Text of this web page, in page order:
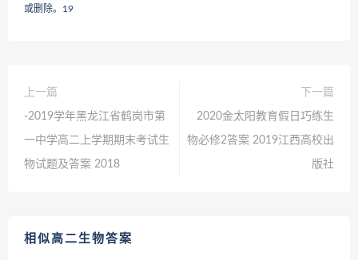
或删除。 19
上一篇
-2019学年黑龙江省鹤岗市第
一中学高二上学期期末考试生
物试题及答案 2018
下一篇
2020金太阳教育假日巧练生
物必修2答案 2019江西高校出
版社
相似高二生物答案